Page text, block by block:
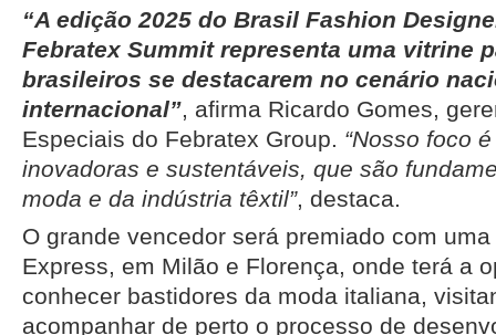
“A edição 2025 do Brasil Fashion
Febratex Summit representa uma vitrine
brasileiros se destacarem no cenário
internacional”, afirma Ricardo Gomes,
Especiais do Febratex Group. “Nosso foco
inovadoras e sustentáveis, que são
moda e da indústria têxtil”, destaca.
O grande vencedor será premiado com
Express, em Milão e Florença, onde terá a
conhecer bastidores da moda italiana,
acompanhar de perto o processo de